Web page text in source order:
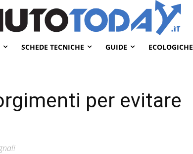
SCHEDE TECNICHE GUIDE ECOLOGICHE
per evitare